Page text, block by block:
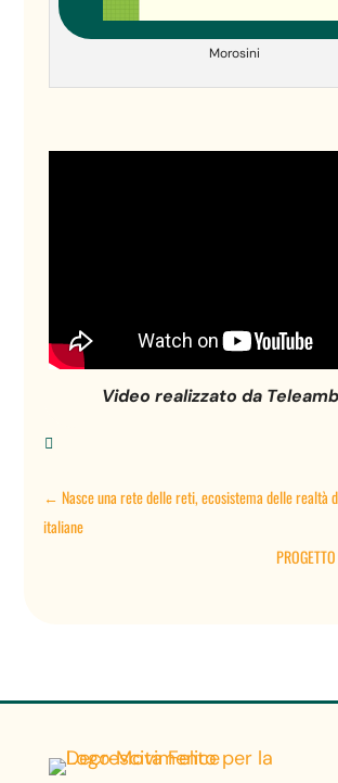
Morosini
Video realizzato da

←Nasce una rete delle reti, ecosistema delle realtà
italiane